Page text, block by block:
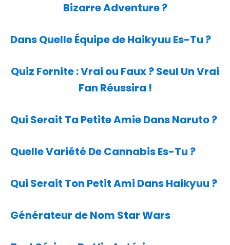
Bizarre Adventure ?
Dans Quelle Équipe de Haikyuu Es-Tu ?
Quiz Fornite : Vrai ou Faux ? Seul Un Vrai
Fan Réussira !
Qui Serait Ta Petite Amie Dans Naruto ?
Quelle Variété De Cannabis Es-Tu ?
Qui Serait Ton Petit Ami Dans Haikyuu ?
Générateur de Nom Star Wars